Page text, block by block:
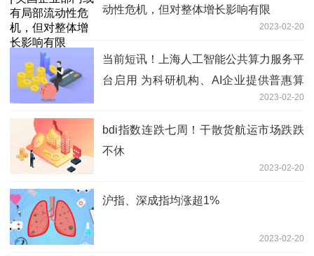
动性危机，但对整体增长影响有限
2023-02-20
当前短讯！上海人工智能公共算力服务平
台启用 为科研机构、AI企业提供普惠算
2023-02-20
bdi指数连跌七周！干散货航运市场跌跌
不休
2023-02-20
沪指、深成指均涨超1%
2023-02-20